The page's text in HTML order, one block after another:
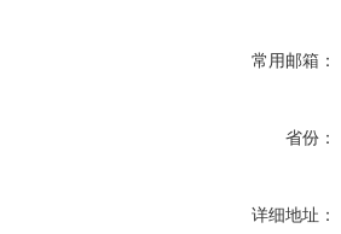
常用邮箱：
省份：
详细地址：